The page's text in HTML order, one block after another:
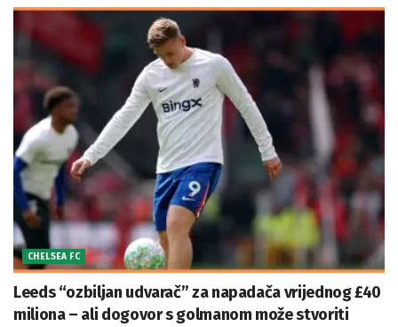
CHELSEA FC
Leeds “ozbiljan udvarač” za napadača vrijednog £40
miliona – ali dogovor s golmanom može stvoriti